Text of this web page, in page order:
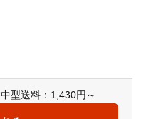
中型送料：1,430円～